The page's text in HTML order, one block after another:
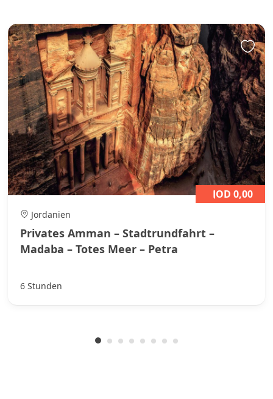
Jordanien
Privates Amman – Stadtrundfahrt –
Madaba – Totes Meer – Petra
JOD 0,00
6 Stunden